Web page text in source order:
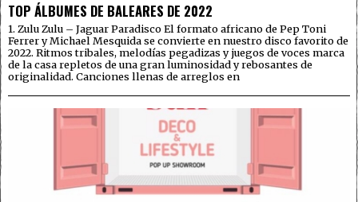
TOP ÁLBUMES DE BALEARES DE 2022
1. Zulu Zulu – Jaguar Paradisco El formato africano de Pep Toni
Ferrer y Michael Mesquida se convierte en nuestro disco favorito de
2022. Ritmos tribales, melodías pegadizas y juegos de voces marca
de la casa repletos de una gran luminosidad y rebosantes de
originalidad. Canciones llenas de arreglos en